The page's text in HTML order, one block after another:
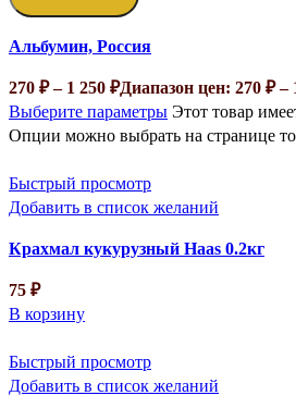
Альбумин, Россия
270 ₽ – 1 250 ₽Диапазон цен: 270 ₽ –
Выберите параметры Этот товар
Опции можно выбрать на странице
Быстрый просмотр
Добавить в список желаний
Крахмал кукурузный Haas 0.2кг
75 ₽
В корзину
Быстрый просмотр
Добавить в список желаний